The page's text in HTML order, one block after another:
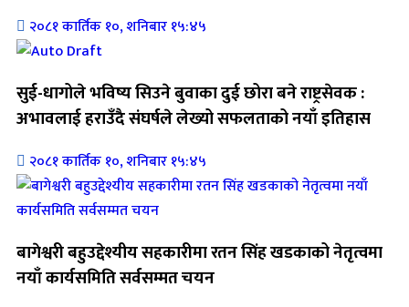
२०८१ कार्तिक १०, शनिबार १५:४५
सुई-धागोले भविष्य सिउने बुवाका दुई छोरा बने राष्ट्रसेवक :
अभावलाई हराउँदै संघर्षले लेख्यो सफलताको नयाँ इतिहास
२०८१ कार्तिक १०, शनिबार १५:४५
बागेश्वरी बहुउद्देश्यीय सहकारीमा रतन सिंह खडकाको नेतृत्वमा
नयाँ कार्यसमिति सर्वसम्मत चयन